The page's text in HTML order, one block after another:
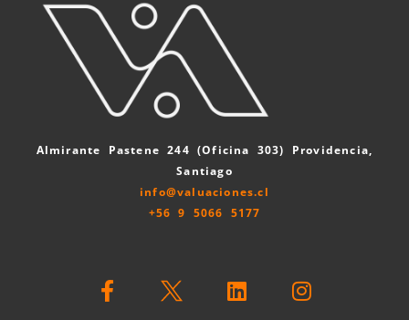
Almirante Pastene 244 (Oficina 303) Providencia,
Santiago
info@valuaciones.cl
+56 9 5066 5177
a i n